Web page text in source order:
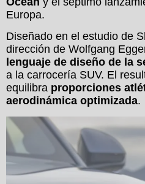
Europa.
Diseñado en el estudio de
dirección de Wolfgang
lenguaje de diseño de la
a la carrocería SUV. El
equilibra proporciones
aerodinámica optimizada.